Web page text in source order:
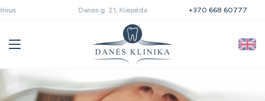
Danės g. 21, Klaipėda +370 668 60777